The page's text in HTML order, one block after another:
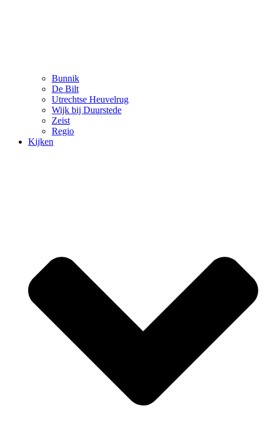
Bunnik
De Bilt
Utrechtse Heuvelrug
Wijk bij Duurstede
Zeist
Regio
Kijken